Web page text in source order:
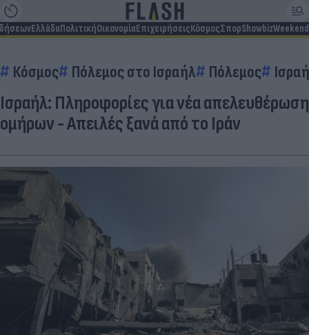
ΕλλάδαΠολιτικήΟικονομίαΕπιχειρήσειςΚόσμοςΣπορShowbizWeekend
Κόσμος Πόλεμος στο Ισραήλ Πόλεμος
Ισραήλ: Πληροφορίες για νέα απελευθέρωση
ομήρων - Απειλές ξανά από το Ιράν